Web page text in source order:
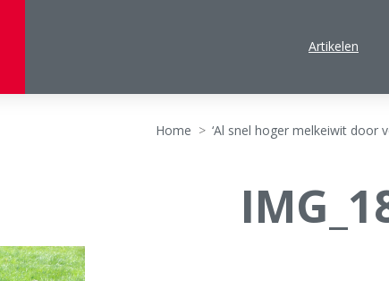
Artikelen
Home > ‘Al snel hoger melkeiwit door